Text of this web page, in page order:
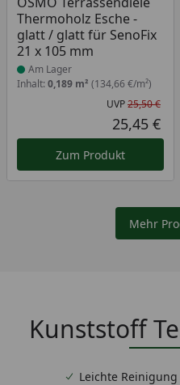
Thermoholz Esche -
glatt / glatt für SenoFix
21 x 105 mm
Am Lager
Inhalt: 0,189 m² (134,66 €/m²)
UVP25,50 €
25,45 €
Zum Produkt
Mehr
Kunststoff
Leichte Reinigung